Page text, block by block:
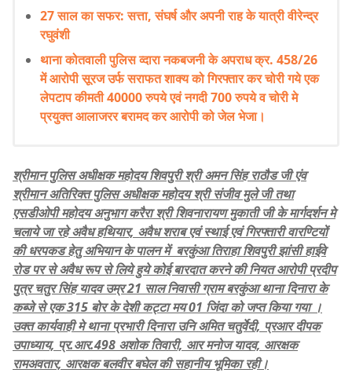
27 साल का सफर: सत्ता, संघर्ष और अपनी राह के यात्री वीरेन्द्र
रघुवंशी
थाना कोतवाली पुलिस व्दारा नकबजनी के अपराध क्र. 458/26
में आरोपी सूरज उर्फ सराफत शाक्य को गिरफ्तार कर चोरी गये एक
लेपटाप कीमती 40000 रुपये एवं नगदी 700 रुपये व चोरी मे
प्रयुक्त आलाजरर बरामद कर आरोपी को जेल भेजा।
श्रीमान पुलिस अधीक्षक महोदय शिवपुरी श्री अमन सिंह राठौड जी एंव
श्रीमान अतिरिक्त पुलिस अधीक्षक महोदय श्री संजीव मुले जी तथा
एसडीओपी महोदय अनुभाग करैरा श्री शिवनारायण मुकाती जी के मार्गदर्शन मे
चलाये जा रहे अवैध हथियार, अवैध शराब एवं स्थाई एवं गिरफ्तारी वारण्टियों
की धरपकड हेतु अभियान के पालन में बरकुंआ तिराहा शिवपुरी झांसी हाईवे
रोड पर से अवैध रूप से लिये हुये कोई बारदात करने की नियत आरोपी प्रदीप
पुत्र चतुर सिंह यादव उम्र 21 साल निवासी ग्राम बरकुंआ थाना दिनारा के
कब्जे से एक 315 बोर के देशी कट्टा मय 01 जिंदा को जप्त किया गया ।
उक्त कार्यवाही मे थाना प्रभारी दिनारा उनि अमित चतुर्वेदी, प्रआर दीपक
उपाध्याय, प्र.आर.498 अशोक तिवारी, आर मनोज यादव, आरक्षक
रामअवतार, आरक्षक बलवीर बघेल की सहानीय भूमिका रही।